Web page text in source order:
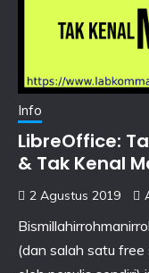
Info
LibreOffice:
& Tak Kenal
2 Agustus 2019
(dan salah satu